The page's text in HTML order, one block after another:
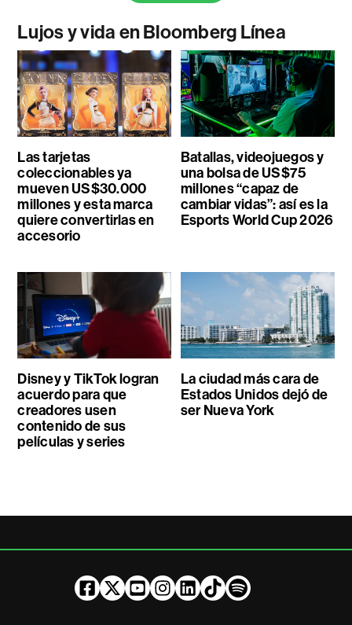
Lujos y vida en Bloomberg Línea
Las tarjetas
coleccionables ya
mueven US$30.000
millones y esta marca
quiere convertirlas en
accesorio
Batallas, videojuegos y
una bolsa de US$75
millones “capaz de
cambiar vidas”: así es la
Esports World Cup 2026
Disney y TikTok logran
acuerdo para que
creadores usen
contenido de sus
películas y series
La ciudad más cara de
Estados Unidos dejó de
ser Nueva York